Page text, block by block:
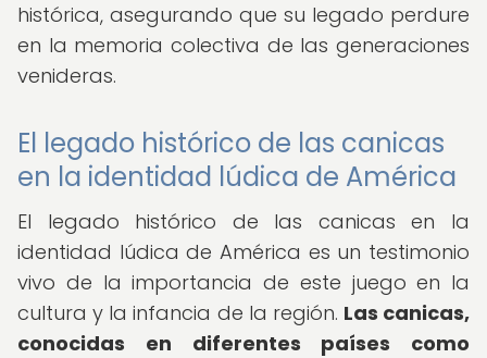
histórica, asegurando que su legado perdure
en la memoria colectiva de las generaciones
venideras.
El legado histórico de las canicas
en la identidad lúdica de América
El legado histórico de las canicas en la
identidad lúdica de América es un testimonio
vivo de la importancia de este juego en la
cultura y la infancia de la región. Las canicas,
conocidas en diferentes países como